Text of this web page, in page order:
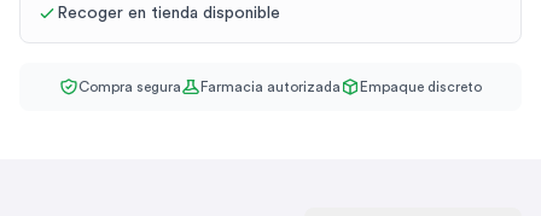
Recoger en tienda disponible
Compra segura Farmacia autorizada Empaque discreto